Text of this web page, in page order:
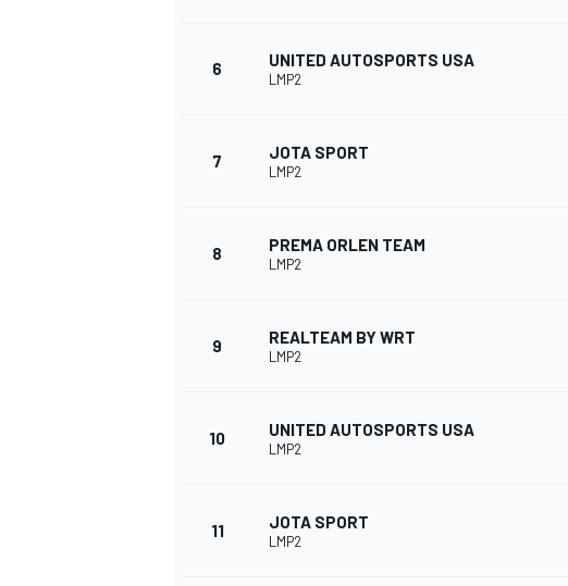
6 UNITED AUTOSPORTS USA
LMP2
7 JOTA SPORT
LMP2
8 PREMA ORLEN TEAM
LMP2
9 REALTEAM BY WRT
LMP2
10 UNITED AUTOSPORTS USA
LMP2
11 JOTA SPORT
LMP2